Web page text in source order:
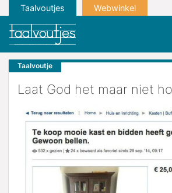
Taalvoutjes Webwinkel
Taalvoutje
Laat God het maar niet